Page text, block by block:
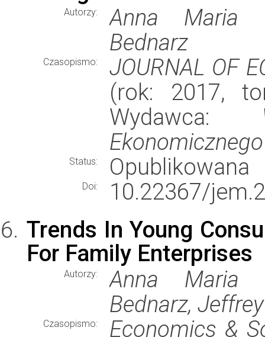
Autorzy:
Anna Maria
Bednarz
Czasopismo:
JOURNAL OF
(rok: 2017,
Wydawca:
Status: Opublikowana
Doi:
10.22367/
Trends In Young
For Family Enterprises
Autorzy:
Anna Maria
Bednarz,
Czasopismo:
Economics &